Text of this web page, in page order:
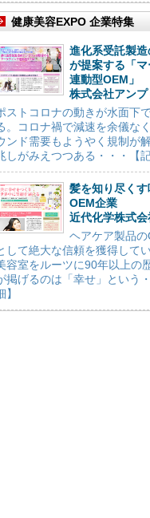
健康美容EXPO 企業特集
進化系受託製
が提案する「
連動型OEM」
株式会社アンプ
ストコロナの動きが水面下
。コロナ禍で減速を余儀な
ンド需要もようやく規制が
しがみえつつある・・・【記
髪を知り尽く
OEM企業
近代化学株式会
ヘアケア製品
して絶大な信頼を獲得して
容室をルーツに90年以上の
掲げるのは「幸せ」という
】